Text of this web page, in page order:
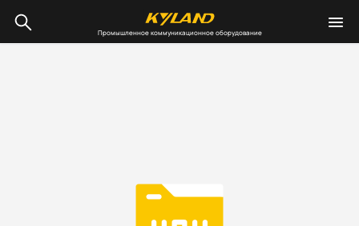
Промышленное коммуникационное оборудование